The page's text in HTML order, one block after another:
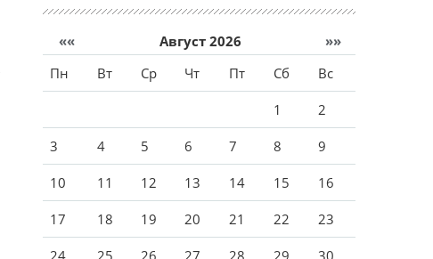
«« Август 2026
»»
Пн
Вт Ср Чт Пт Сб Вс
1 2
3 4 5 6 7 8 9
10 11 12 13 14 15 16
17 18 19 20 21 22 23
24 25 26 27 28 29 30